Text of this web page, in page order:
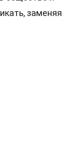
заменяя